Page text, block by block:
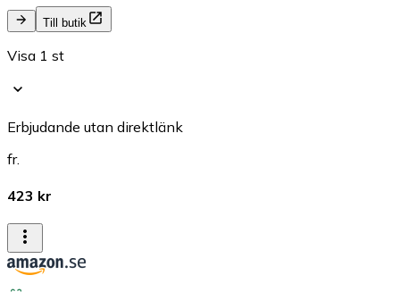
Till butik
Visa 1 st
Erbjudande utan direktlänk
fr.
423 kr